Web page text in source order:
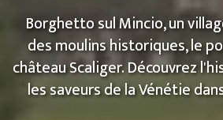
Borghetto sul Mincio, un
des moulins historiques, le
château Scaliger. Découvrez
les saveurs de la Vénétie